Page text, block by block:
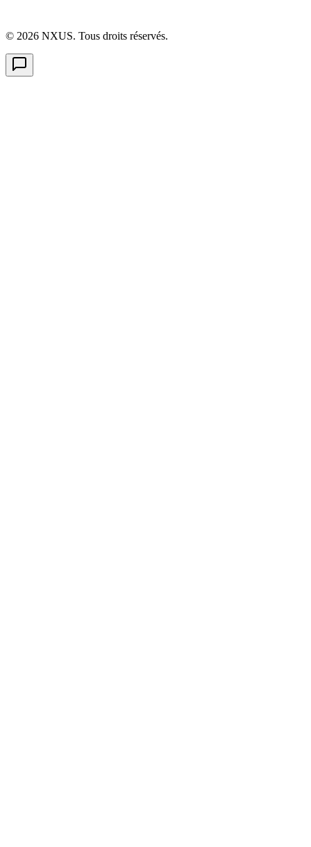
© 2026 NXUS. Tous droits réservés.